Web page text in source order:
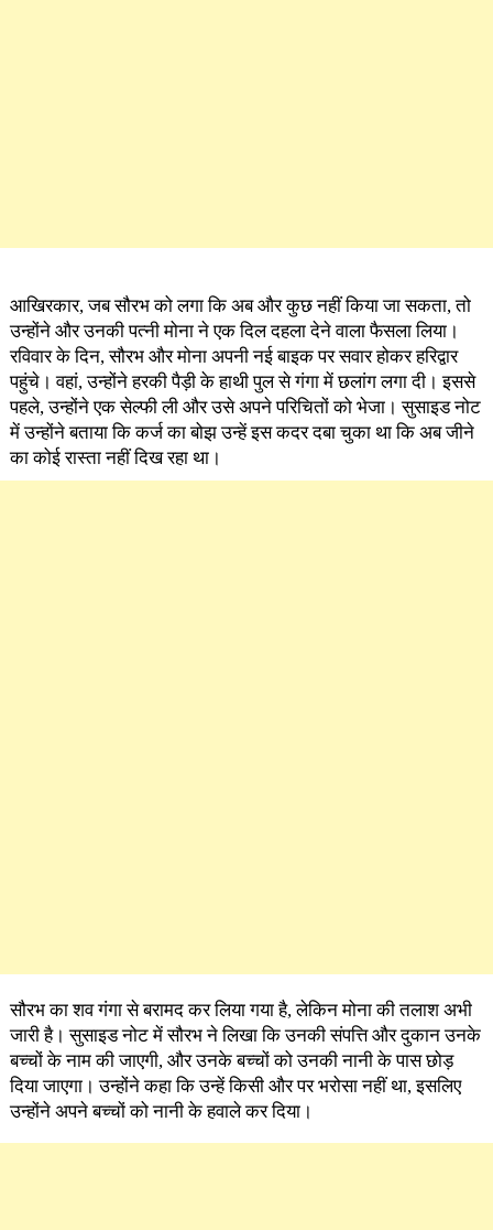
आखिरकार, जब सौरभ को लगा कि अब और कुछ नहीं किया जा सकता, तो
उन्होंने और उनकी पत्नी मोना ने एक दिल दहला देने वाला फैसला लिया।
रविवार के दिन, सौरभ और मोना अपनी नई बाइक पर सवार होकर हरिद्वार
पहुंचे। वहां, उन्होंने हरकी पैड़ी के हाथी पुल से गंगा में छलांग लगा दी। इससे
पहले, उन्होंने एक सेल्फी ली और उसे अपने परिचितों को भेजा। सुसाइड नोट
में उन्होंने बताया कि कर्ज का बोझ उन्हें इस कदर दबा चुका था कि अब जीने
का कोई रास्ता नहीं दिख रहा था।
सौरभ का शव गंगा से बरामद कर लिया गया है, लेकिन मोना की तलाश अभी
जारी है। सुसाइड नोट में सौरभ ने लिखा कि उनकी संपत्ति और दुकान उनके
बच्चों के नाम की जाएगी, और उनके बच्चों को उनकी नानी के पास छोड़
दिया जाएगा। उन्होंने कहा कि उन्हें किसी और पर भरोसा नहीं था, इसलिए
उन्होंने अपने बच्चों को नानी के हवाले कर दिया।